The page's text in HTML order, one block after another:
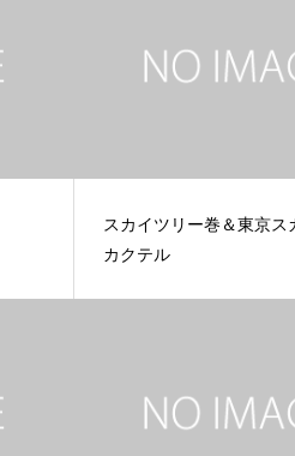
スカイツリー巻＆東京ス
カクテル